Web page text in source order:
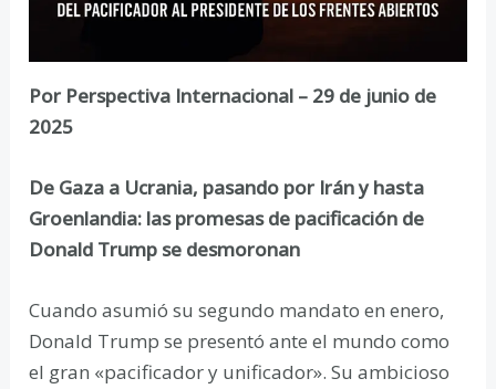
Por Perspectiva Internacional – 29 de junio de
2025
De Gaza a Ucrania, pasando por Irán y hasta
Groenlandia: las promesas de pacificación de
Donald Trump se desmoronan
Cuando asumió su segundo mandato en enero,
Donald Trump se presentó ante el mundo como
el gran «pacificador y unificador». Su ambicioso